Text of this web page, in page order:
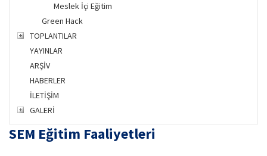
Meslek İçi Eğitim
Green Hack
TOPLANTILAR
YAYINLAR
ARŞİV
HABERLER
İLETİŞİM
GALERİ
SEM Eğitim Faaliyetleri